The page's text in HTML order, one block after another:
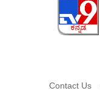
Contact Us